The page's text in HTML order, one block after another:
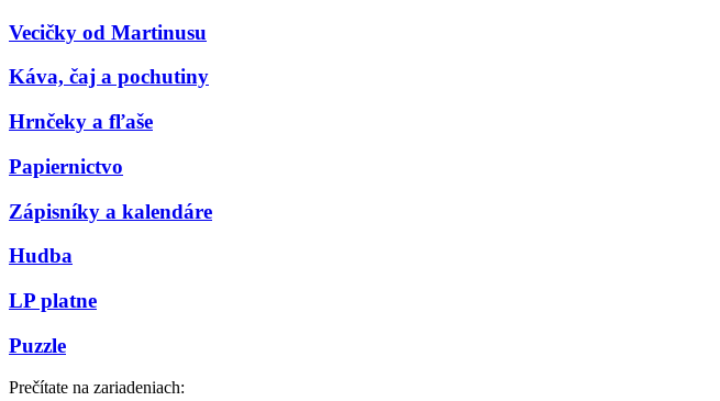
Vecičky od Martinusu
Káva, čaj a pochutiny
Hrnčeky a fľaše
Papiernictvo
Zápisníky a kalendáre
Hudba
LP platne
Puzzle
Prečítate na zariadeniach: